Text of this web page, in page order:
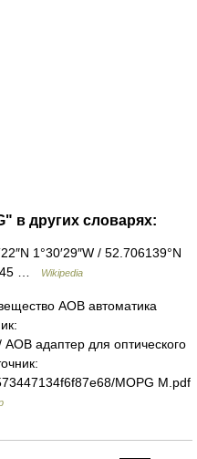
в других словарях:
1°30′29″W / 52.706139°N
…
Wikipedia
АОВ автоматика
адаптер для оптического
MOPG M.pdf